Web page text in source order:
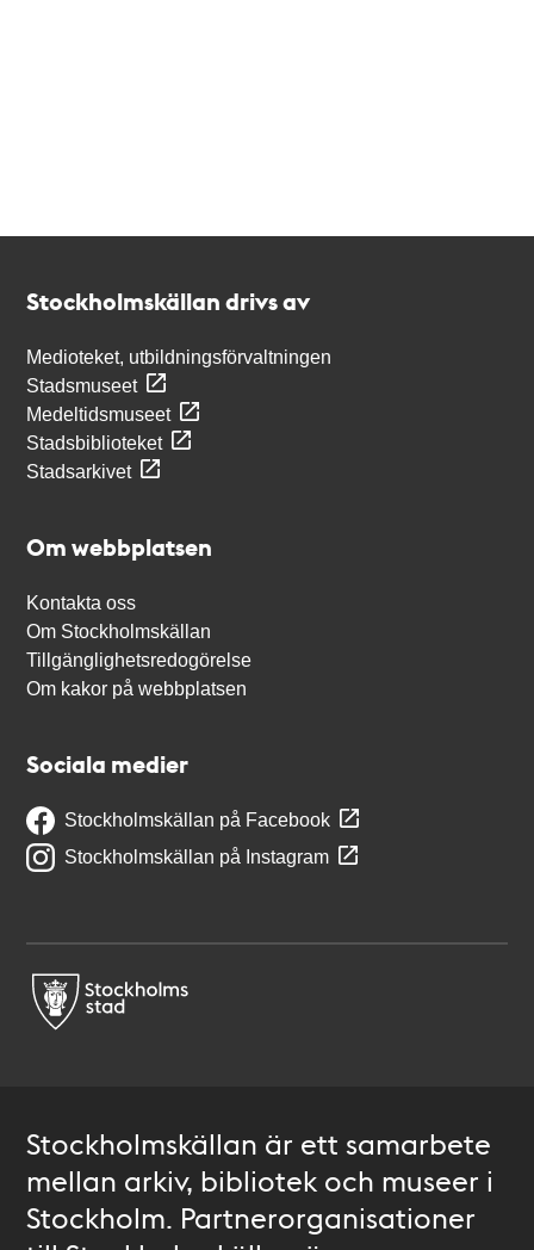
Stockholmskällan drivs av
Medioteket, utbildningsförvaltningen
Stadsmuseet
Medeltidsmuseet
Stadsbiblioteket
Stadsarkivet
Om webbplatsen
Kontakta oss
Om Stockholmskällan
Tillgänglighetsredogörelse
Om kakor på webbplatsen
Sociala medier
Stockholmskällan på Facebook
Stockholmskällan på Instagram
Stockholmskällan är ett samarbete
mellan arkiv, bibliotek och museer i
Stockholm. Partnerorganisationer